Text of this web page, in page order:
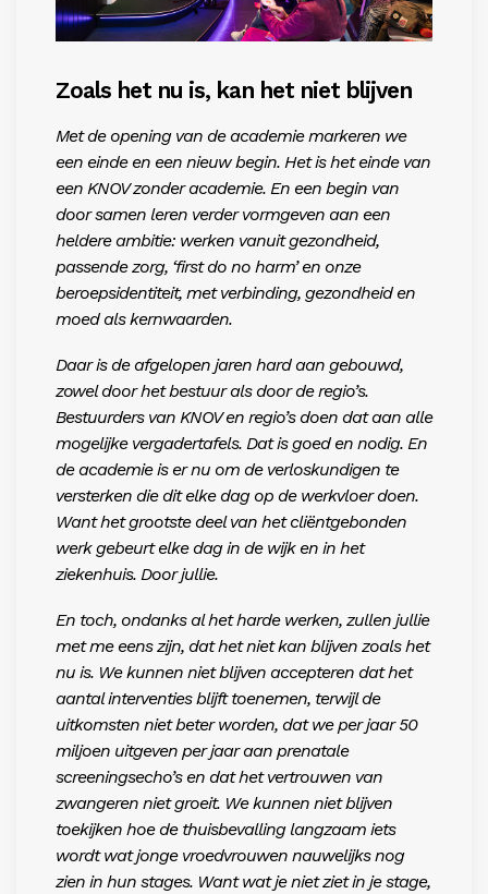
Zoals het nu is, kan het niet blijven
Met de opening van de academie markeren we
een einde en een nieuw begin. Het is het einde van
een KNOV zonder academie. En een begin van
door samen leren verder vormgeven aan een
heldere ambitie: werken vanuit gezondheid,
passende zorg, ‘first do no harm’ en onze
beroepsidentiteit, met verbinding, gezondheid en
moed als kernwaarden.
Daar is de afgelopen jaren hard aan gebouwd,
zowel door het bestuur als door de regio’s.
Bestuurders van KNOV en regio’s doen dat aan alle
mogelijke vergadertafels. Dat is goed en nodig. En
de academie is er nu om de verloskundigen te
versterken die dit elke dag op de werkvloer doen.
Want het grootste deel van het cliëntgebonden
werk gebeurt elke dag in de wijk en in het
ziekenhuis. Door jullie.
En toch, ondanks al het harde werken, zullen jullie
met me eens zijn, dat het niet kan blijven zoals het
nu is. We kunnen niet blijven accepteren dat het
aantal interventies blijft toenemen, terwijl de
uitkomsten niet beter worden, dat we per jaar 50
miljoen uitgeven per jaar aan prenatale
screeningsecho’s en dat het vertrouwen van
zwangeren niet groeit. We kunnen niet blijven
toekijken hoe de thuisbevalling langzaam iets
wordt watjonge vroedvrouwen nauwelijks nog
zien in hun stages. Want wat je niet ziet in je stage,